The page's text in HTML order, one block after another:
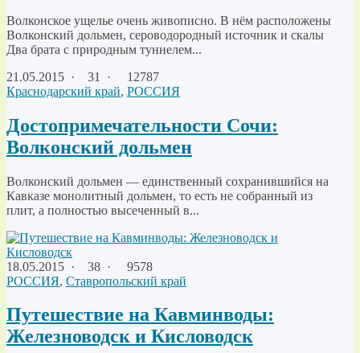
Волконское ущелье очень живописно. В нём расположены
Волконский дольмен, сероводородный источник и скалы
Два брата с природным туннелем...
21.05.2015 · 31 ·
12787
Краснодарский край, РОССИЯ
Достопримечательности Сочи:
Волконский дольмен
Волконский дольмен — единственный сохранившийся на
Кавказе монолитный дольмен, то есть не собранный из
плит, а полностью высеченный в...
18.05.2015 · 38 ·
9578
РОССИЯ, Ставропольский край
Путешествие на Кавминводы:
Железноводск и Кисловодск